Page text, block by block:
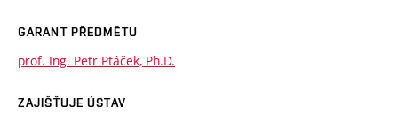
GARANT PŘEDMĚTU
prof. Ing. Petr Ptáček, Ph.D.
ZAJIŠŤUJE ÚSTAV